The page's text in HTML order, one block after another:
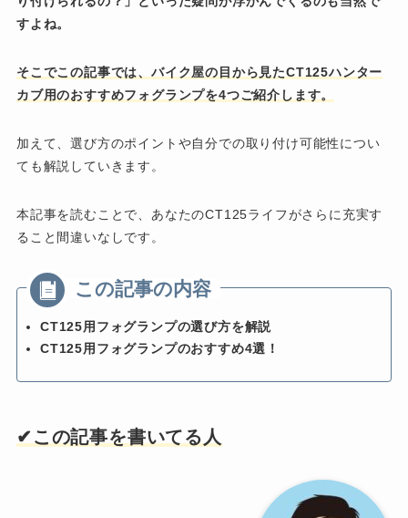
すよね。
そこでこの記事では、バイク屋の目から見たCT125ハンター
カブ用のおすすめフォグランプを4つご紹介します。
加えて、選び方のポイントや自分での取り付け可能性につい
ても解説していきます。
本記事を読むことで、あなたのCT125ライフがさらに充実す
ること間違いなしです。
CT125用フォグランプの選び方を解説
CT125用フォグランプのおすすめ4選！
✔︎この記事を書いてる人